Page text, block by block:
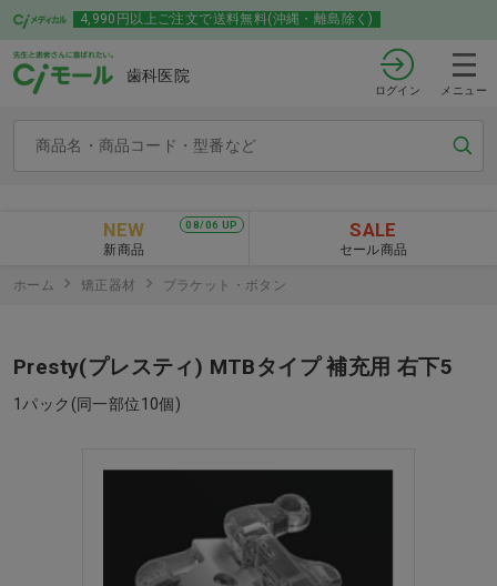
4,990円以上ご注文で送料無料(沖縄・離島除く)
歯科医院
ログイン メニュー
08/06 UP
NEW
新商品
SALE
セール商品
ホーム 矯正器材 ブラケット・ボタン
Presty(プレスティ) MTBタイプ 補充用 右下5
1パック(同一部位10個)